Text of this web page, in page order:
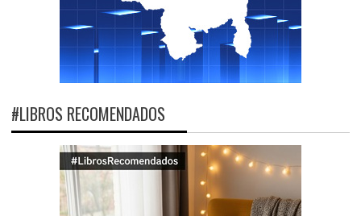
#LIBROS RECOMENDADOS